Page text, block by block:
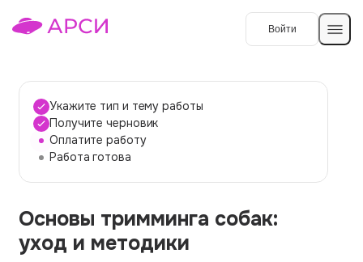
Войти
Темы работ
О сервисе
О компании
Наши гарантии
Контакты
Укажите тип и тему работы
Получите черновик
Оплатите работу
Работа готова
Основы тримминга собак:
уход и методики